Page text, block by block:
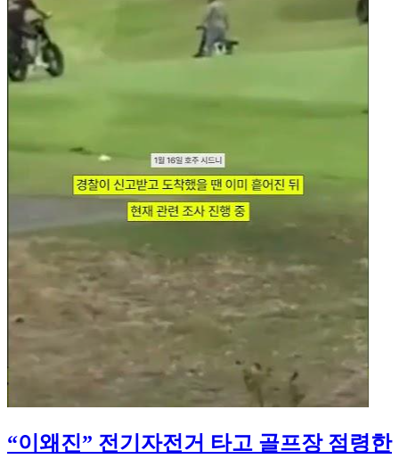
“이왜진” 전기자전거 타고 골프장 점령한